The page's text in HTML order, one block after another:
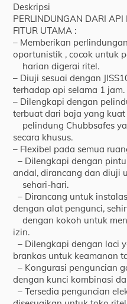
Deskripsi
PERLINDUNGAN DARI API
FITUR UTAMA :
– Memberikan
oportunistik , cocok untuk
harian digerai ritel.
– Diuji sesuai dengan
terhadap api selama 1 jam.
– Dilengkapi dengan
terbuat dari baja yang
pelindung Chubbsafes
secara khusus.
– Flexibel pada semua
– Dilengkapi dengan
andal, dirancang dan diuji
sehari-hari.
– Dirancang untuk
dengan alat pengunci,
dengan kokoh untuk
izin.
– Dilengkapi dengan laci
brankas untuk keamanan
– Kongurasi penguncian
dengan kunci kombinasi
– Tersedia penguncian